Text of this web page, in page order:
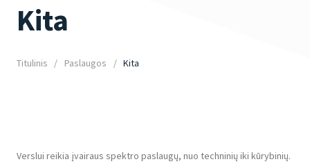
Kita
Titulinis Paslaugos Kita
Verslui reikia įvairaus spektro paslaugų, nuo techninių iki kūrybinių.